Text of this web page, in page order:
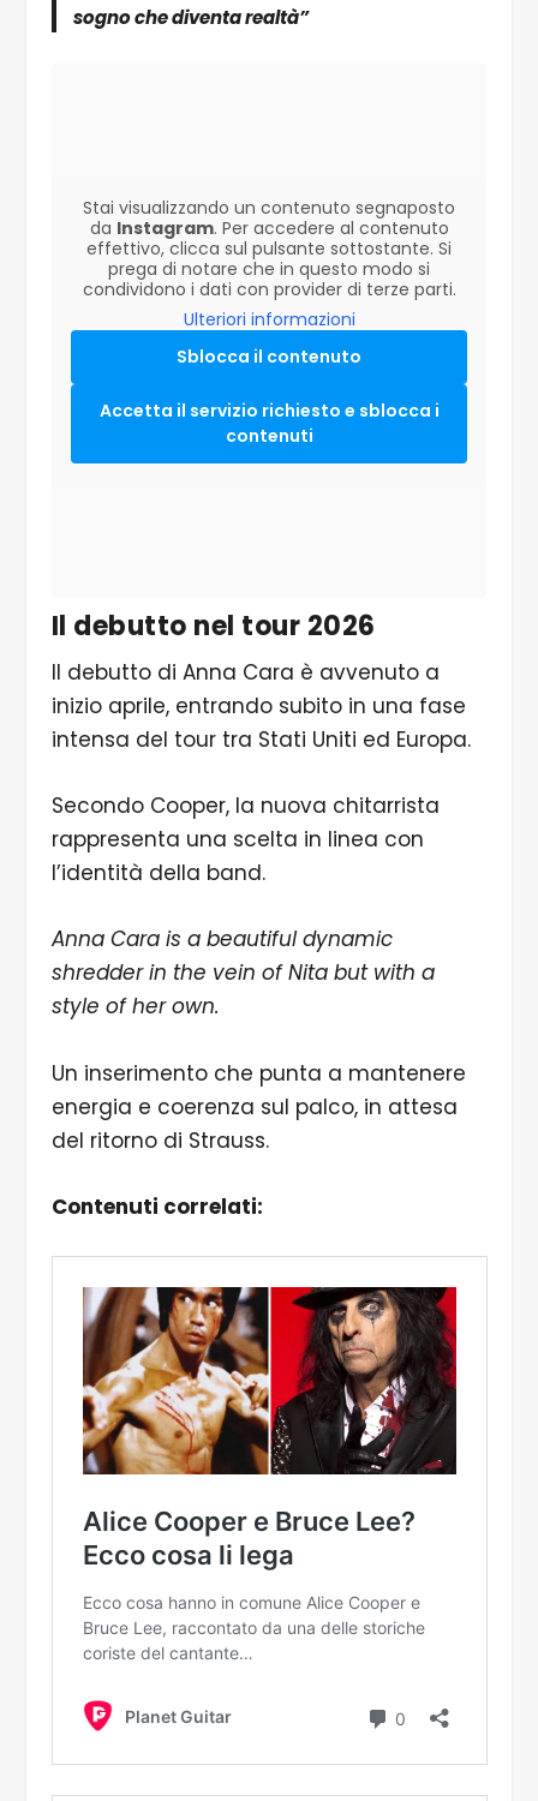
sogno che diventa realtà”
Stai visualizzando un contenuto segnaposto
da Instagram. Per accedere al contenuto
effettivo, clicca sul pulsante sottostante. Si
prega di notare che in questo modo si
condividono i dati con provider di terze parti.
Ulteriori informazioni
Sblocca il contenuto
Accetta il servizio richiesto e sblocca i
contenuti
Il debutto nel tour 2026
Il debutto di Anna Cara è avvenuto a
inizio aprile, entrando subito in una fase
intensa del tour tra Stati Uniti ed Europa.
Secondo Cooper, la nuova chitarrista
rappresenta una scelta in linea con
l’identità della band.
Anna Cara is a beautiful dynamic
shredder in the vein of Nita but with a
style of her own.
Un inserimento che punta a mantenere
energia e coerenza sul palco, in attesa
del ritorno di Strauss.
Contenuti correlati: